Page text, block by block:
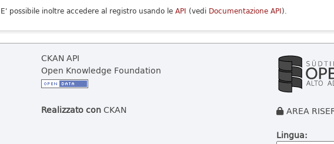
E' possibile inoltre accedere al registro usando le API (vedi Documentazione API).
CKAN API
Open Knowledge Foundation
Realizzato conCKAN
AREA
Lingua